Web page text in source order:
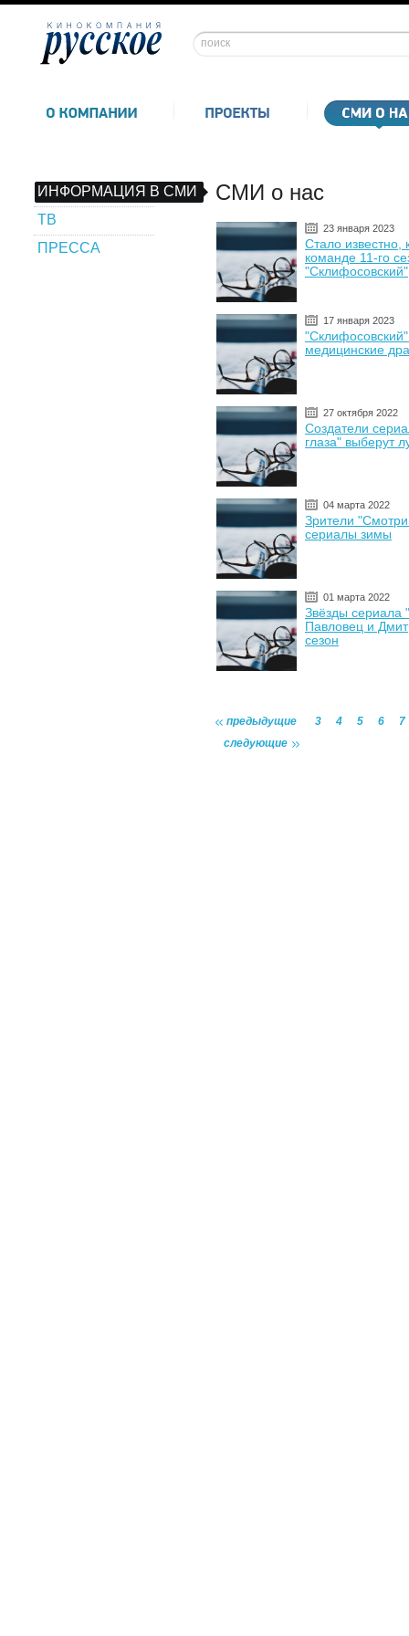
ИНФОРМАЦИЯ В СМИ
ТВ
ПРЕССА
СМИ о нас
23 января 2023
Стало известно,
команде 11-го
"Склифосовский"
17 января 2023
медицинские
27 октября 2022
Создатели
глаза" выберут
04 марта 2022
Зрители
сериалы зимы
01 марта 2022
Звёзды сериала
Павловец и
сезон
предыдущие 3 4 5 6
7
следующие